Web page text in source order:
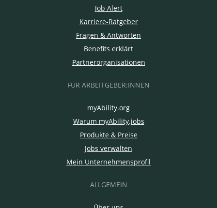
Job Alert
Karriere-Ratgeber
Fragen & Antworten
Benefits erklärt
Partnerorganisationen
FÜR ARBEITGEBER:INNEN
myAbility.org
Warum myAbility.jobs
Produkte & Preise
Jobs verwalten
Mein Unternehmensprofil
ALLGEMEIN